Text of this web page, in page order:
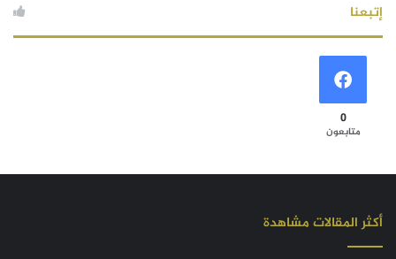
إتبعنا
0
متابعون
أكثر المقالات مشاهدة